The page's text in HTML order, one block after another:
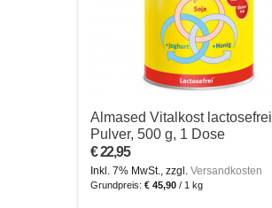
Almased Vitalkost lactosefrei
Pulver, 500 g, 1 Dose
€ 22,95
Inkl. 7% MwSt., zzgl. Versandkosten
Grundpreis: € 45,90 / 1 kg